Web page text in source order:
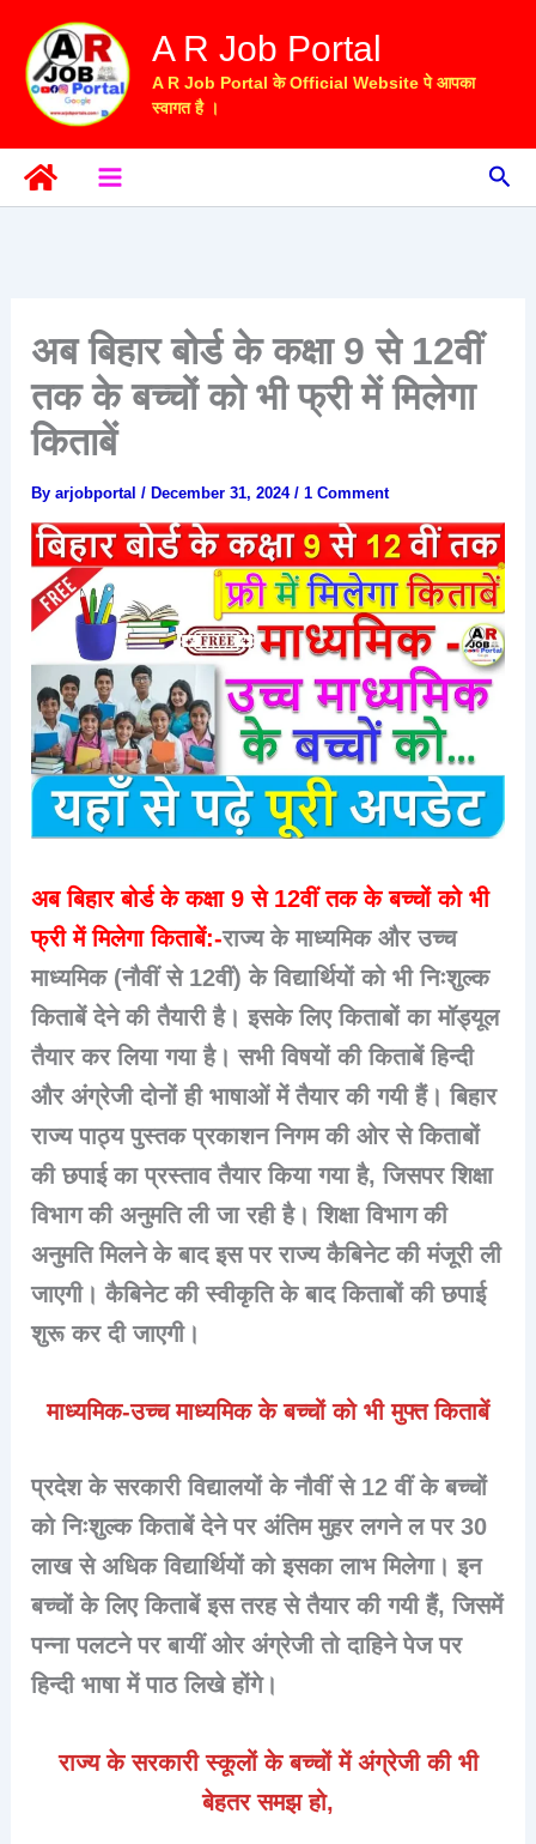
content
A R Job Portal
A R Job Portal के Official Website पे आपका
स्वागत है ।
अब बिहार बोर्ड के कक्षा 9 से 12वीं
तक के बच्चों को भी फ्री में मिलेगा
किताबें
Byarjobportal/ December 31, 2024/1 Comment
अब बिहार बोर्ड के कक्षा 9 से 12वीं तक के बच्चों को भी
फ्री में मिलेगा किताबें:-राज्य के माध्यमिक और उच्च
माध्यमिक (नौवीं से 12वीं) के विद्यार्थियों को भी निःशुल्क
किताबें देने की तैयारी है। इसके लिए किताबों का मॉड्यूल
तैयार कर लिया गया है। सभी विषयों की किताबें हिन्दी
और अंग्रेजी दोनों ही भाषाओं में तैयार की गयी हैं। बिहार
राज्य पाठ्य पुस्तक प्रकाशन निगम की ओर से किताबों
की छपाई का प्रस्ताव तैयार किया गया है, जिसपर शिक्षा
विभाग की अनुमति ली जा रही है। शिक्षा विभाग की
अनुमति मिलने के बाद इस पर राज्य कैबिनेट की मंजूरी ली
जाएगी। कैबिनेट की स्वीकृति के बाद किताबों की छपाई
शुरू कर दी जाएगी।
माध्यमिक-उच्च माध्यमिक के बच्चों को भी मुफ्त किताबें
प्रदेश के सरकारी विद्यालयों के नौवीं से 12 वीं के बच्चों
को निःशुल्क किताबें देने पर अंतिम मुहर लगने ल पर 30
लाख से अधिक विद्यार्थियों को इसका लाभ मिलेगा। इन
बच्चों के लिए किताबें इस तरह से तैयार की गयी हैं, जिसमें
पन्ना पलटने पर बायीं ओर अंग्रेजी तो दाहिने पेज पर
हिन्दी भाषा में पाठ लिखे होंगे।
राज्य के सरकारी स्कूलों के बच्चों में अंग्रेजी की भी
बेहतर समझ हो,